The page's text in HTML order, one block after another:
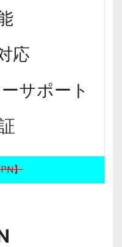
応
サポート
】